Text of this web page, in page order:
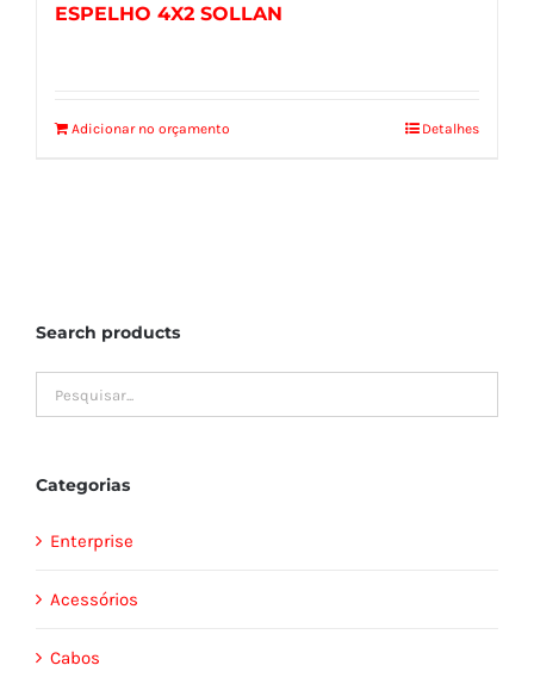
ESPELHO 4X2 SOLLAN
Adicionar no orçamento Detalhes
Search products
Categorias
Enterprise
Acessórios
Cabos